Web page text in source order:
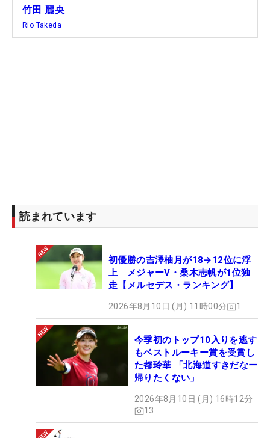
（文・田中宏治）
竹田 麗央
Rio Takeda
読まれています
初優勝の吉澤柚月が18→12位に浮
上 メジャーV・桑木志帆が1位独
走【メルセデス・ランキング】
2026年8月10日 (月) 11時00分 1
今季初のトップ10入りを逃す
もベストルーキー賞を受賞し
た都玲華 「北海道すきだなー
帰りたくない」
2026年8月10日 (月) 16時12分
13